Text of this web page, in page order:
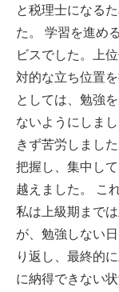
と税理士になる
た。 学習を進め
ビスでした。上
対的な立ち位置
としては、勉強
ないようにしま
きず苦労しまし
把握し、集中し
越えました。 こ
私は上級期まで
が、勉強しない
り返し、最終的
に納得できない